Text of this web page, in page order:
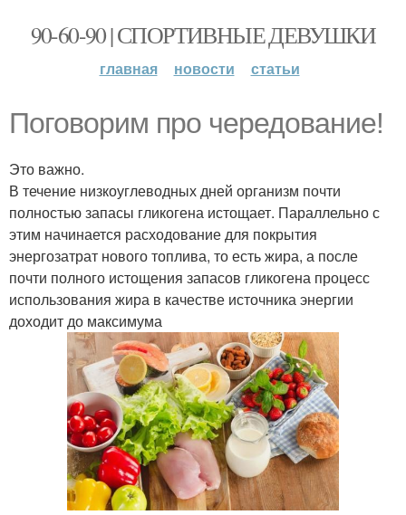
90-60-90 | СПОРТИВНЫЕ ДЕВУШКИ
главная новости статьи
Поговорим про чередование!
Это важно.
В течение низкоуглеводных дней организм почти
полностью запасы гликогена истощает. Параллельно с
этим начинается расходование для покрытия
энергозатрат нового топлива, то есть жира, а после
почти полного истощения запасов гликогена процесс
использования жира в качестве источника энергии
доходит до максимума